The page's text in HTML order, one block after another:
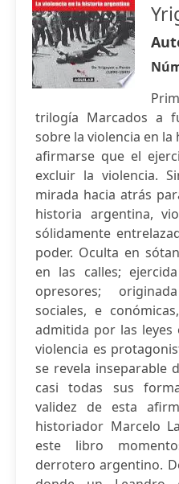
trilogía Marcados a
sobre la violencia en
afirmarse que el
excluir la violencia.
mirada hacia atrás
historia argentina,
sólidamente
poder. Oculta en
en las calles;
opresores;
sociales, e
admitida por las leyes
violencia es
se revela inseparable
casi todas sus
validez de esta
historiador Marcelo
este libro
derrotero argentino.